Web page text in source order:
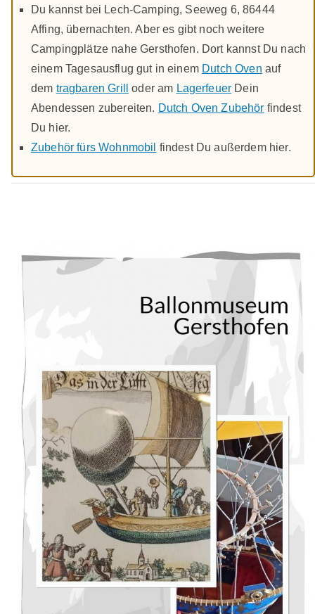
Du kannst bei Lech-Camping, Seeweg 6, 86444
Affing, übernachten. Aber es gibt noch weitere
Campingplätze nahe Gersthofen. Dort kannst Du nach
einem Tagesausflug gut in einem Dutch Oven auf
dem tragbaren Grill oder am Lagerfeuer Dein
Abendessen zubereiten. Dutch Oven Zubehör findest
Du hier.
Zubehör fürs Wohnmobil findest Du außerdem hier.